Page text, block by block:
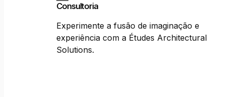
Consultoria
Experimente a fusão de imaginação e
experiência com a Études Architectural
Solutions.